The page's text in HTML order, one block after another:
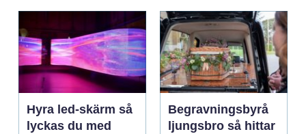
Hyra led-skärm så
lyckas du med
Begravningsbyrå
ljungsbro så hittar